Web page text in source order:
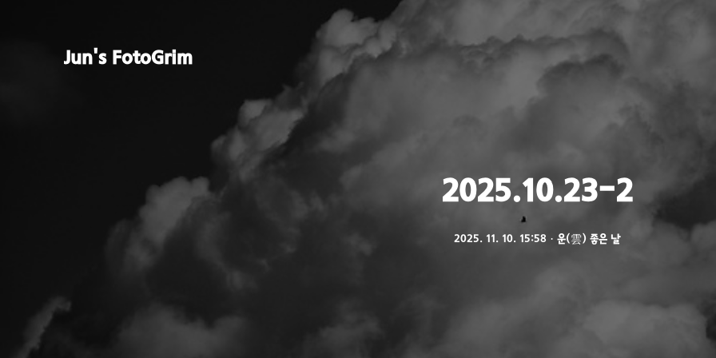
Jun's FotoGrim
2025.10.23-2
2025. 11. 10. 15:58ㆍ 운(雲) 좋은 날